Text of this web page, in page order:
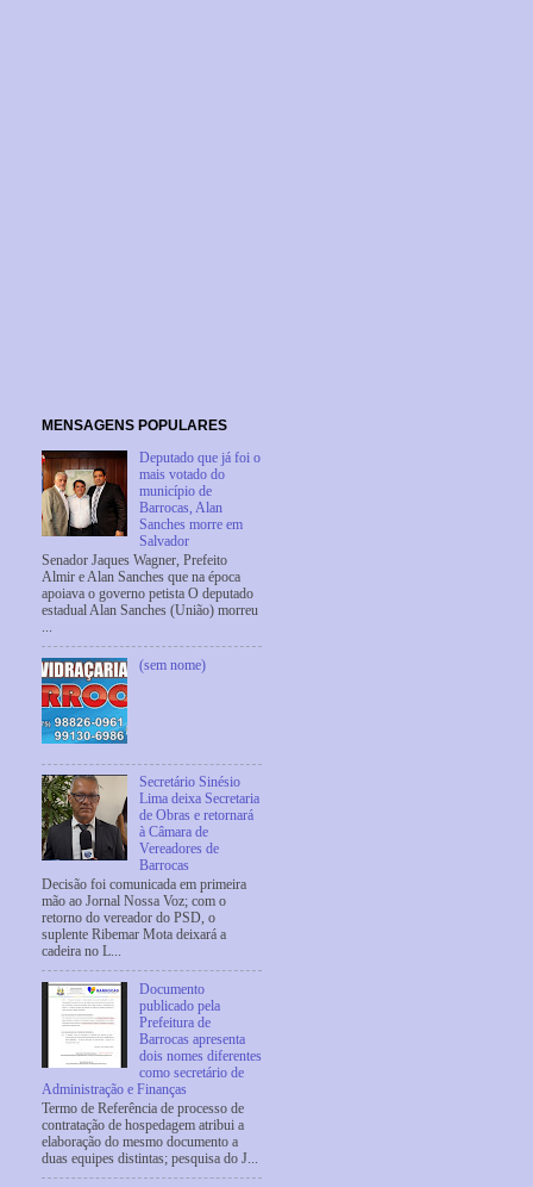
MENSAGENS POPULARES
Deputado que já foi o
mais votado do
município de
Barrocas, Alan
Sanches morre em
Salvador
Senador Jaques Wagner, Prefeito
Almir e Alan Sanches que na época
apoiava o governo petista O deputado
estadual Alan Sanches (União) morreu
...
(sem nome)
Secretário Sinésio
Lima deixa Secretaria
de Obras e retornará
à Câmara de
Vereadores de
Barrocas
Decisão foi comunicada em primeira
mão ao Jornal Nossa Voz; com o
retorno do vereador do PSD, o
suplente Ribemar Mota deixará a
cadeira no L...
Documento
publicado pela
Prefeitura de
Barrocas apresenta
dois nomes diferentes
como secretário de
Administração e Finanças
Termo de Referência de processo de
contratação de hospedagem atribui a
elaboração do mesmo documento a
duas equipes distintas; pesquisa do J...